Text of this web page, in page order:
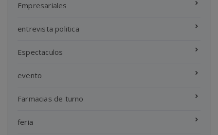
Empresariales
entrevista politica
Espectaculos
evento
Farmacias de turno
feria